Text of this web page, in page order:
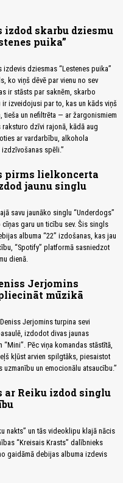
izdod skarbu dziesmu
puika”
dziesmas “Lestenes puika”
ko viņš dēvē par vienu no sev
ir stāsts par saknēm, skarbo
ir izveidojusi par to, kas un kāds viņš
tieša un nefiltrēta — ar žargonismiem
dzīvi rajonā, kādā aug
ar vardarbību, alkohola
spēli.”
pirms lielkoncerta
jaunu singlu
savu jaunāko singlu “Underdogs”
garu un ticību sev. Šis singls
albuma “22” izdošanas, kas jau
“Spotify” platformā sasniedzot
dienā.
Jerjomins
mūzikā
Jerjomins turpina sevi
izdodot divas jaunas
“Mini”. Pēc viņa komandas stāstītā,
kļūst arvien spilgtāks, piesaistot
uzmanību un emocionālu atsaucību.”
ar Reiku izdod singlu
nakts” un tās videoklipu klajā nācis
“Kreisais Krasts” dalībnieks
gaidāmā debijas albuma izdevis